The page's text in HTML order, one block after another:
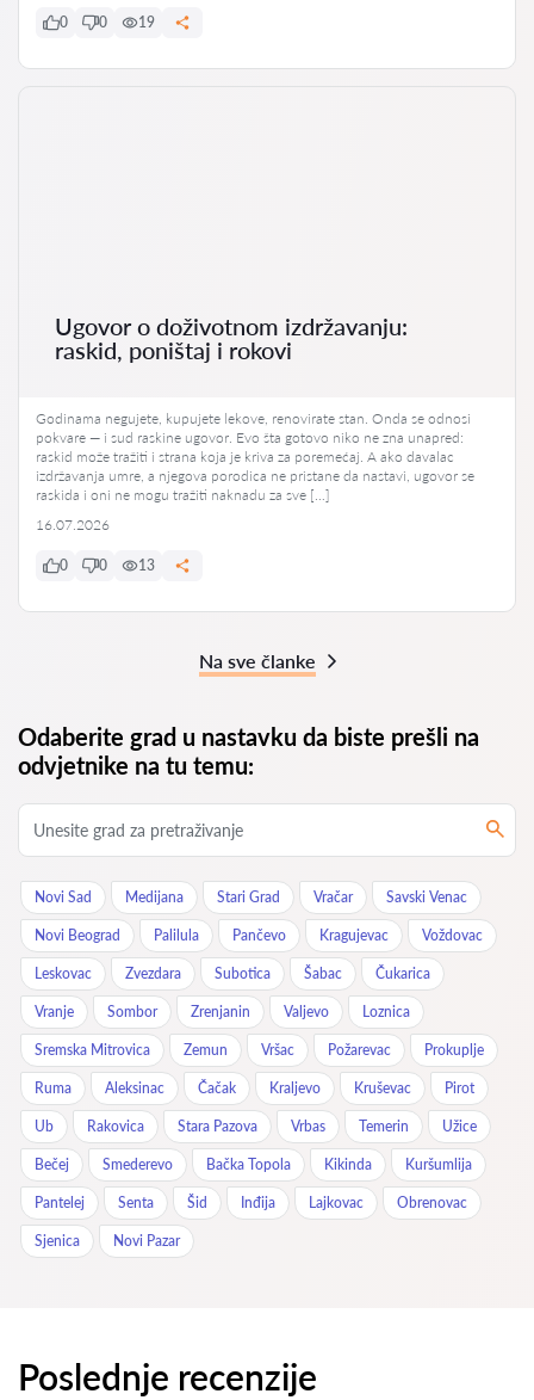
0 0 19
Ugovor o doživotnom izdržavanju:
raskid, poništaj i rokovi
Godinama negujete, kupujete lekove, renovirate stan. Onda se odnosi
pokvare — i sud raskine ugovor. Evo šta gotovo niko ne zna unapred:
raskid može tražiti i strana koja je kriva za poremećaj. A ako davalac
izdržavanja umre, a njegova porodica ne pristane da nastavi, ugovor se
raskida i oni ne mogu tražiti naknadu za sve […]
16.07.2026
0 0 13
Na sve članke
Odaberite grad u nastavku da biste prešli na
odvjetnike na tu temu:
Novi Sad Medijana Stari Grad Vračar Savski Venac
Novi Beograd Palilula Pančevo Kragujevac Voždovac
Leskovac Zvezdara Subotica Šabac Čukarica
Vranje Sombor Zrenjanin Valjevo Loznica
Sremska Mitrovica Zemun Vršac Požarevac Prokuplje
Ruma Aleksinac Čačak Kraljevo Kruševac Pirot
Ub Rakovica Stara Pazova Vrbas Temerin Užice
Bečej Smederevo Bačka Topola Kikinda Kuršumlija
Pantelej Senta Šid Inđija Lajkovac Obrenovac
Sjenica Novi Pazar
Poslednje recenzije